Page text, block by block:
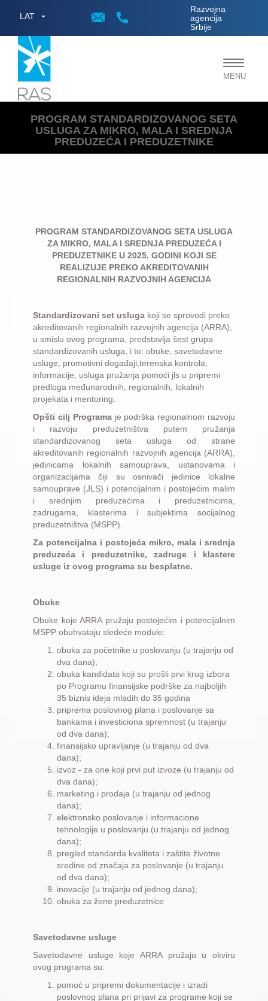
LAT
Razvojna
agencija
Srbije
;
Toggle
MENU
PROGRAM STANDARDIZOVANOG SETA
USLUGA ZA MIKRO, MALA I SREDNJA
PREDUZEĆA I PREDUZETNIKE
PROGRAM STANDARDIZOVANOG SETA USLUGA
ZA MIKRO, MALA I SREDNJA PREDUZEĆA I
PREDUZETNIKE U 2025. GODINI KOJI SE
REALIZUJE PREKO AKREDITOVANIH
REGIONALNIH RAZVOJNIH AGENCIJA
Standardizovani set usluga koji se sprovodi preko
akreditovanih regionalnih razvojnih agencija (ARRA),
u smislu ovog programa, predstavlja šest grupa
standardizovanih usluga, i to: obuke, savetodavne
usluge, promotivni događaji,terenska kontrola,
informacije, usluga pružanja pomoći jls u pripremi
predloga međunarodnih, regionalnih, lokalnih
projekata i mentoring.
Opšti cilj Programaje podrška regionalnom razvoju
i razvoju preduzetništva putem pružanja
standardizovanog seta usluga od strane
akreditovanih regionalnih razvojnih agencija (ARRA),
jedinicama lokalnih samouprava, ustanovama i
organizacijama čiji su osnivači jedinice lokalne
samouprave (JLS) i potencijalnim i postojećim malim
i srednjim preduzećima i preduzetnicima,
zadrugama, klasterima i subjektima socijalnog
preduzetništva (MSPP).
Za potencijalna i postojeća mikro, mala i srednja
preduzeća i preduzetnike, zadruge i klastere
usluge iz ovog programa su besplatne.
Obuke
Obuke koje ARRA pružaju postojećim i potencijalnim
MSPP obuhvataju sledeće module:
obuka za početnike u poslovanju (u trajanju od
dva dana);
obuka kandidata koji su prošli prvi krug izbora
po Programu finansijske podrške za najboljih
35 biznis ideja mladih do 35 godina
priprema poslovnog plana i poslovanje sa
bankama i investiciona spremnost (u trajanju
od dva dana);
finansijsko upravljanje (u trajanju od dva
dana);
izvoz - za one koji prvi put izvoze (u trajanju od
dva dana);
marketing i prodaja (u trajanju od jednog
dana);
elektronsko poslovanje i informacione
tehnologije u poslovanju (u trajanju od jednog
dana);
pregled standarda kvaliteta i zaštite životne
sredine od značaja za poslovanje (u trajanju
od dva dana);
inovacije (u trajanju od jednog dana);
obuka za žene preduzetnice
Savetodavne usluge
Savetodavne usluge koje ARRA pružaju u okviru
ovog programa su:
pomoć u pripremi dokumentacije i izradi
poslovnog plana pri prijavi za programe koji se